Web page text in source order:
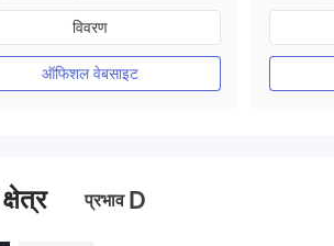
यूनाइटेड किंगडम विनियमन
मार्केट मेकिंग (एमएम)
मुख्य-लेबल MT4
विवरण
ऑफिशल वेबसाइट
प्रभाव D